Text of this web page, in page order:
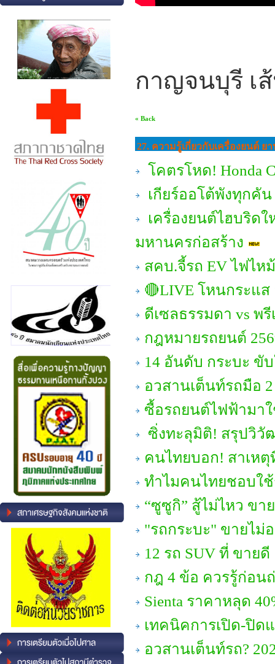
กาญจนบุรี เ
« Back
27. ความรู้เกี่ยวกับเครื่องยนต์
โคตรโหด! Honda
เกียร์ออโต้พังทุกคั
เครื่องยนต์ไฮบริด
มหานครก่อสร้าง
สคบ.จี้รถ EV ไฟไห
🔴LIVE โหนกระแส
ดีเซลธรรมดา vs พ
กฎหมายรถยนต์
14 อันดับ กระบะ ขั
อวสานเต็นท์รถมือ
ซื้อรถยนต์ไฟฟ้ามา
ซิ่งทะลุมิติ! สรุปวิวั
คนไทยบอก! สาเหตุ
ทำไมคนไทยชอบใ
“ซูซูกิ” สู้ไม่ไหว ขา
"รถกระบะ" ขายไม่
12 รถ SUV ที่ ขาย
กฎ 4 ข้อ ควรรู้ก่อน
Sienta ราคาหลุด
เทคนิคการเปิด-ปิด
อวสานเต็นท์รถ?